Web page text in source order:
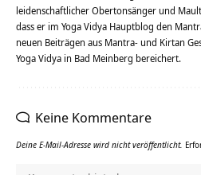
leidenschaftlicher Obertonsänger und
dass er im Yoga Vidya Hauptblog den
neuen Beiträgen aus Mantra- und Kirtan
Yoga Vidya in Bad Meinberg bereichert.
Keine Kommentare
Deine E-Mail-Adresse wird nicht veröffentlicht.